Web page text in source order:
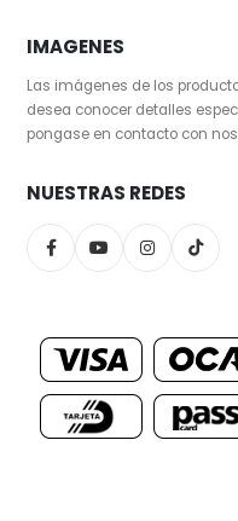
IMAGENES
Las imágenes de los
desea conocer detalles
pongase en contacto con
NUESTRAS REDES